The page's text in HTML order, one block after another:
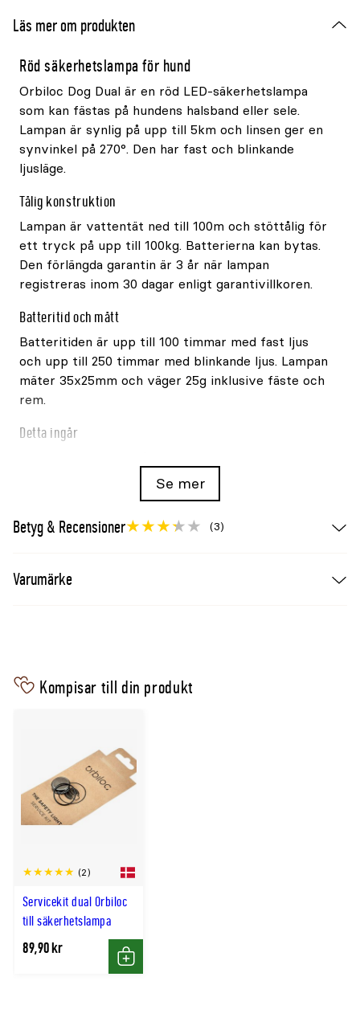
Läs mer om produkten
Röd säkerhetslampa för hund
Orbiloc Dog Dual är en röd LED-säkerhetslampa
som kan fästas på hundens halsband eller sele.
Lampan är synlig på upp till 5km och linsen ger en
synvinkel på 270°. Den har fast och blinkande
ljusläge.
Tålig konstruktion
Lampan är vattentät ned till 100m och stöttålig för
ett tryck på upp till 100kg. Batterierna kan bytas.
Den förlängda garantin är 3 år när lampan
registreras inom 30 dagar enligt garantivillkoren.
Batteritid och mått
Batteritiden är upp till 100 timmar med fast ljus
och upp till 250 timmar med blinkande ljus. Lampan
mäter 35x25mm och väger 25g inklusive fäste och
rem.
Detta ingår
rem, serviceverktyg och snabbguide.
Se mer
Betyg & Recensioner (3)
Varumärke
Kompisar till din produkt
Servicekit dual Orbiloc
till säkerhetslampa
(2)
89,90 kr
Köp